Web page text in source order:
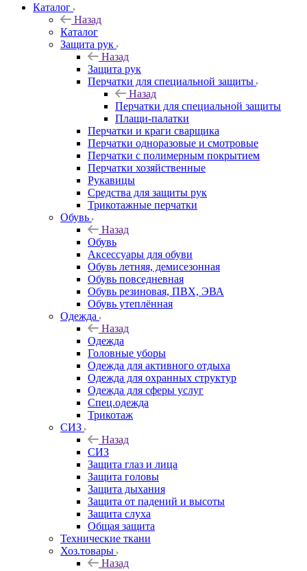
Каталог
Назад
Каталог
Защита рук
Назад
Защита рук
Перчатки для специальной защиты
Назад
Перчатки для специальной защиты
Плащи-палатки
Перчатки и краги сварщика
Перчатки одноразовые и смотровые
Перчатки с полимерным покрытием
Перчатки хозяйственные
Рукавицы
Средства для защиты рук
Трикотажные перчатки
Обувь
Назад
Обувь
Аксессуары для обуви
Обувь летняя, демисезонная
Обувь повседневная
Обувь резиновая, ПВХ, ЭВА
Обувь утеплённая
Одежда
Назад
Одежда
Головные уборы
Одежда для активного отдыха
Одежда для охранных структур
Одежда для сферы услуг
Спец.одежда
Трикотаж
СИЗ
Назад
СИЗ
Защита глаз и лица
Защита головы
Защита дыхания
Защита от падений и высоты
Защита слуха
Общая защита
Технические ткани
Хоз.товары
Назад